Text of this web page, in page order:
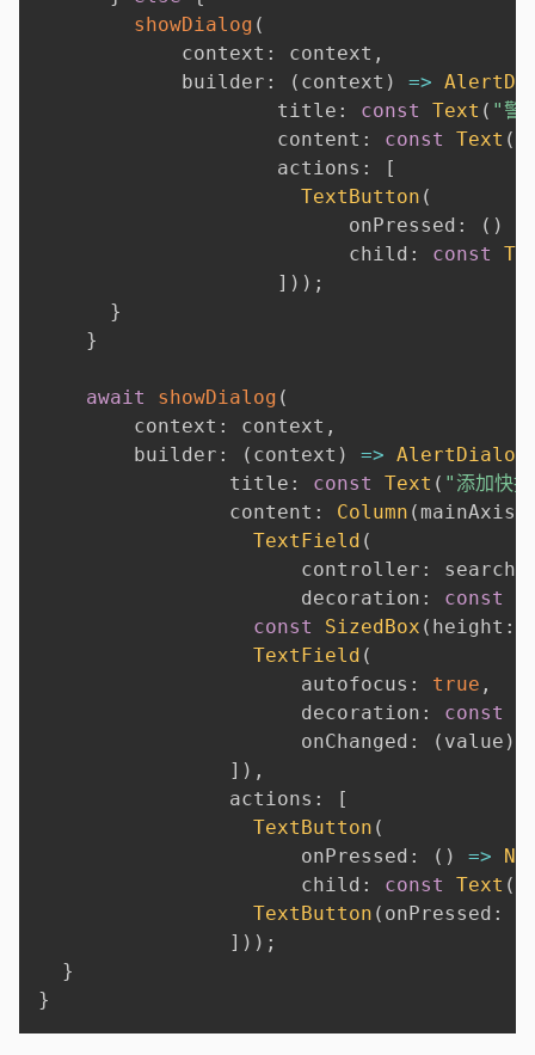
showDialog (
            context
: context ,
            builder
: ( context ) =>
                    title
: const Text ( "警
                    content
: const Text (
                    actions
:
[
TextButton (
                          onPressed
: ( )
                          child
: const
] ) ) ;
}
}
await showDialog (
        context
: context ,
        builder
: ( context ) => AlertDialog
                title
: const Text ( "添加快
                content
: Column (
TextField (
                      controller
:
                      decoration
: const
const
SizedBox ( height :
TextField (
                      autofocus
: true ,
                      decoration
: const
                      onChanged
: ( value )
] ) ,
                actions
:
[
TextButton (
                      onPressed
: ( ) =>
                      child
: const Text (
TextButton ( onPressed :
] ) ) ;
}
}